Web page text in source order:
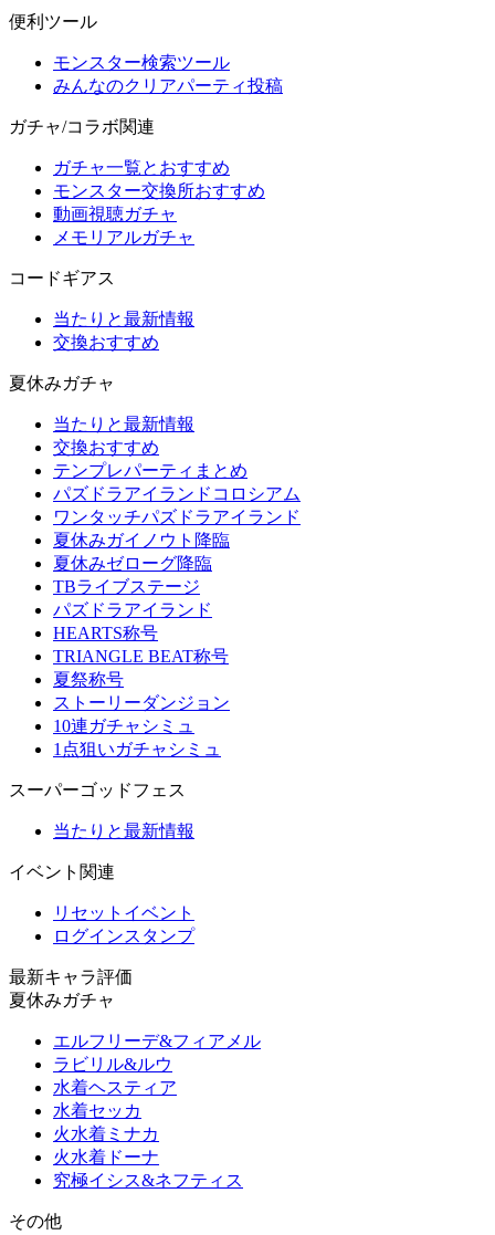
便利ツール
モンスター検索ツール
みんなのクリアパーティ投稿
ガチャ/コラボ関連
ガチャ一覧とおすすめ
モンスター交換所おすすめ
動画視聴ガチャ
メモリアルガチャ
コードギアス
当たりと最新情報
交換おすすめ
夏休みガチャ
当たりと最新情報
交換おすすめ
テンプレパーティまとめ
パズドラアイランドコロシアム
ワンタッチパズドラアイランド
夏休みガイノウト降臨
夏休みゼローグ降臨
TBライブステージ
パズドラアイランド
HEARTS称号
TRIANGLE BEAT称号
夏祭称号
ストーリーダンジョン
10連ガチャシミュ
1点狙いガチャシミュ
スーパーゴッドフェス
当たりと最新情報
イベント関連
リセットイベント
ログインスタンプ
最新キャラ評価
夏休みガチャ
エルフリーデ&フィアメル
ラビリル&ルウ
水着ヘスティア
水着セッカ
火水着ミナカ
火水着ドーナ
究極イシス&ネフティス
その他